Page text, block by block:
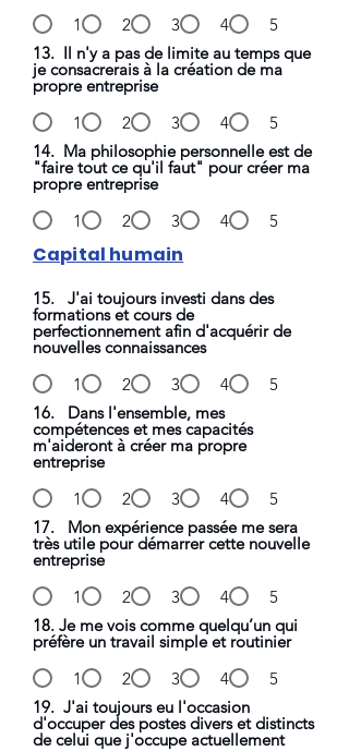
1
2 3 4
5
13. Il n'y a pas de limite au temps que
je consacrerais à la création de ma
propre entreprise
1
2 3 4
5
14. Ma philosophie personnelle est de
"faire tout ce qu'il faut" pour créer ma
propre entreprise
1
2 3 4 5
Capital humain
15. J'ai toujours investi dans des
formations et cours de
perfectionnement afin d'acquérir de
nouvelles connaissances
1
2 3 4
5
16. Dans l'ensemble, mes
compétences et mes capacités
m'aideront à créer ma propre
entreprise
1
2 3 4
5
17. Mon expérience passée me sera
très utile pour démarrer cette nouvelle
entreprise
1
2 3 4
5
18. Je me vois comme quelqu’un qui
préfère un travail simple et routinier
1
2 3 4
5
19. J'ai toujours eu l'occasion
d'occuper des postes divers et distincts
de celui que j'occupe actuellement